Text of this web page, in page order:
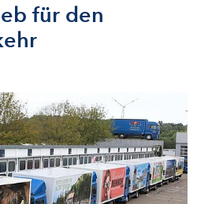
für den